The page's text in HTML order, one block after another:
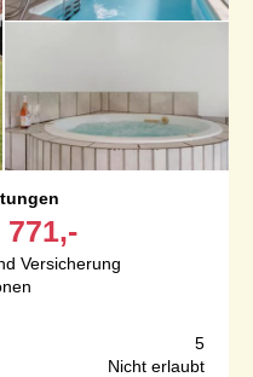
771,-
Versicherung
5
Nicht erlaubt